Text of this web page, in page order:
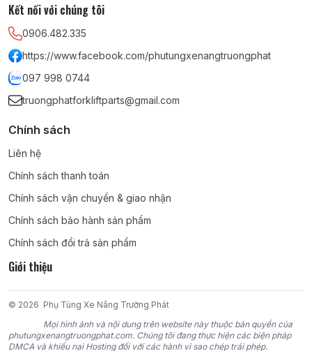
Engine Model.
TOYOTA:3P, 4P, 5K, 4Y, 2F, 3F, 1DZ, 5P, 5R, 2J, 1DZ, 1DZ-II, 1FZ,
1Z, 2Z, 2Z-II, 3Z, H, 2H, 2D, 11Z, 12Z, 13Z, 14Z, 15Z;
MITSUBISHI:4G15, 4G32, 4G33, 4G41, 4G52, 4G54, 4G63,
4G64, 4DR5, 4DQ5, 4DQ7, S4Q2, S4E, S4E2, S4S, 6DR5, S6S,
KOMATSU:
6D125;
TCM:
4FA1, 4FE1, C190, C221, C240, 4BC2, 4LB1, 4JG2, 6BB1,
NISSAN:D11, J15, J16, A12, A15, Z24, H20, H21-II, H15, H25, K15,
YANMAR:4TNE98, 4TNE94, 4TNE94L, 4TNV94L;
Kết nối với chúng tôi
0906.482.335
https://www.facebook.com/phutungxenangtruongphat
097 998 0744
truongphatforkliftparts@gmail.com
Chính sách
Liên hệ
Chính sách thanh toán
Chính sách vận chuyển & giao nhận
Chính sách bảo hành sản phẩm
Chính sách đổi trả sản phẩm
Giới thiệu
© 2026 Phụ Tùng Xe Nâng Trường Phát
Mọi hình ảnh và nội dung trên website này thuộc bản quyền của
phutungxenangtruongphat.com. Chúng tôi đang thực hiện các biện pháp
DMCA và khiếu nại Hosting đối với các hành vi sao chép trái phép.